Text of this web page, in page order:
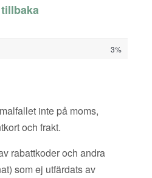
3%
inte på moms,
och frakt.
rabattkoder och andra
som ej utfärdats av